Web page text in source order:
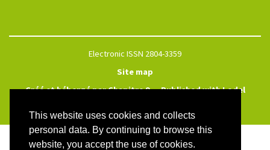
This website uses cookies and collects
personal data. By continuing to browse this
website, you accept the use of cookies.
Electronic ISSN 2804-3359
Site map
Créé et hébergé par Chapitre 9—Published with Lodel